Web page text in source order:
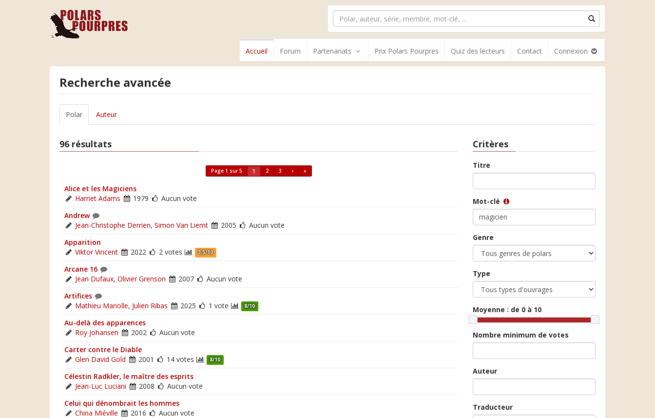
Accueil Forum Partenariats Prix Polars Pourpres Quiz des lecteurs Contact Connexion
Recherche avancée
Polar Auteur
96 résultats
Page 1 sur 5 1 2 3 › »
Alice et les Magiciens
Harriet Adams
1979
Aucun vote
Andrew
Jean-Christophe Derrien, Simon Van Liemt 2005
Aucun vote
Apparition
Viktor Vincent
2022 2 votes 3.5/10
Arcane 16
Jean Dufaux, Olivier Grenson 2007
Aucun vote
Artifices
Mathieu Mariolle, Julien Ribas 2025 1 vote 8/10
Au-delà des apparences
Roy Johansen
2002
Aucun vote
Carter contre le Diable
Glen David Gold
2001 14 votes 8/10
Célestin Radkler, le maître des esprits
Jean-Luc Luciani
2008
Aucun vote
Celui qui dénombrait les hommes
China Miéville
2016
Aucun vote
Critères
Titre
Mot-clé
Genre
Type
Moyenne : de 0 à 10
Nombre minimum de votes
Auteur
Traducteur